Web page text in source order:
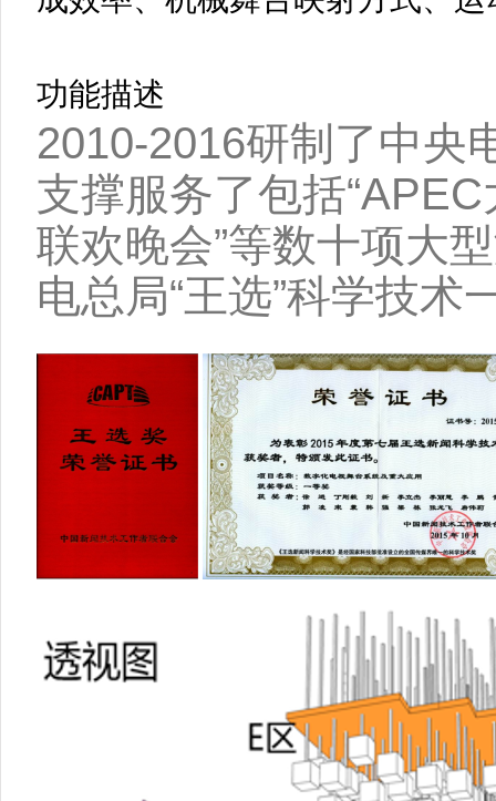
功能描述
2010-2016研制了中央
支撑服务了包括
联欢晚会”等数十项大
电总局“王选”科学技术